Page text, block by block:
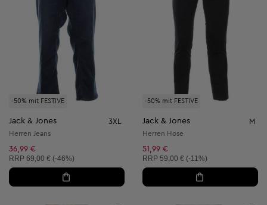
-50% mit FESTIVE
Jack & Jones 3XL
Herren Jeans
36,99 €
Unverbindliche Preisempfehlung:
RRP 69,00 € (-46%)
-50% mit FESTIVE
Jack & Jones M
Herren Hose
51,99 €
Unverbindliche Preisempfehlung:
RRP 59,00 € (-11%)